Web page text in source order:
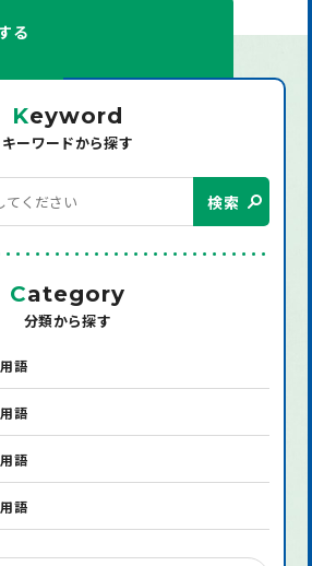
る
Keyword
キーワードから探す
検索
Category
分類から探す
語
語
語
語
る用語